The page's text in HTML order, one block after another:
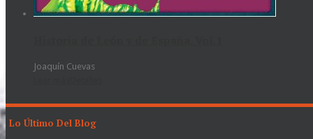
Joaquín Cuevas
Lo Último Del Blog